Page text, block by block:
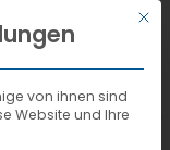
DEUTSCHMit
von ihnen sind
Website und Ihre